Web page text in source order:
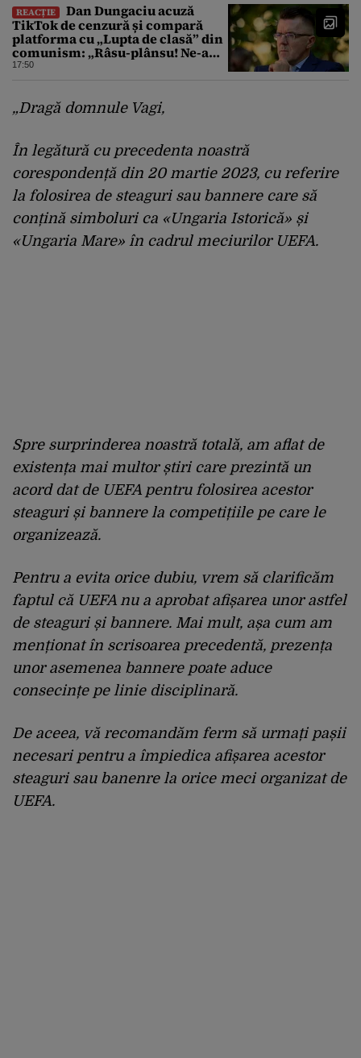
REACȚIE
Dan Dungaciu acuză
TikTok de cenzură și compară
platforma cu „Lupta de clasă” din
comunism: „Râsu-plânsu! Ne-am
întors de unde am plecat!”
17:50
„Dragă domnule Vagi,
În legătură cu precedenta noastră
corespondență din 20 martie 2023, cu referire
la folosirea de steaguri sau bannere care să
conțină simboluri ca «Ungaria Istorică» și
«Ungaria Mare» în cadrul meciurilor UEFA.
Spre surprinderea noastră totală, am aflat de
existența mai multor știri care prezintă un
acord dat de UEFA pentru folosirea acestor
steaguri și bannere la competițiile pe care le
organizează.
Pentru a evita orice dubiu, vrem să clarificăm
faptul că UEFA nu a aprobat afișarea unor astfel
de steaguri și bannere. Mai mult, așa cum am
menționat în scrisoarea precedentă, prezența
unor asemenea bannere poate aduce
consecințe pe linie disciplinară.
De aceea, vă recomandăm ferm să urmați pașii
necesari pentru a împiedica afișarea acestor
steaguri sau banenre la orice meci organizat de
UEFA.